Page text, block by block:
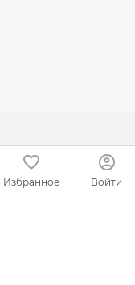
Избранное Войти